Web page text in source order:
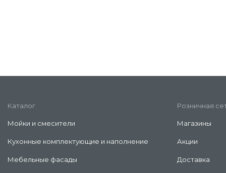
Каталог
Мойки и смесители
Кухонные комплектующие и наполнение
Мебельные фасады
Розничная
Магазины
Акции
Доставка